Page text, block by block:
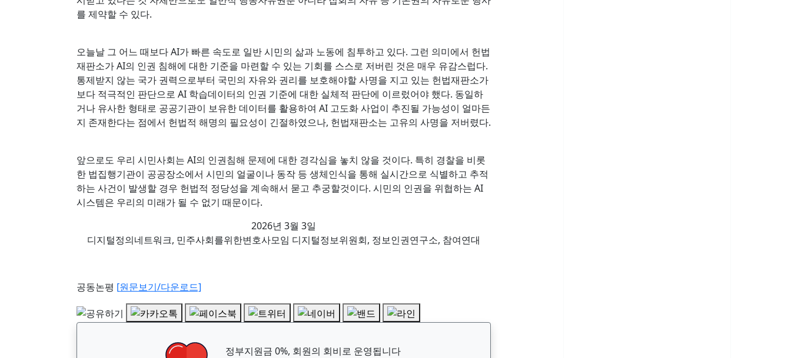
를 제약할 수 있다.
오늘날 그 어느 때보다 AI가 빠른 속도로 일반 시민의 삶과 노동에 침투하고 있다. 그런 의미에서 헌법
재판소가 AI의 인권 침해에 대한 기준을 마련할 수 있는 기회를 스스로 저버린 것은 매우 유감스럽다.
통제받지 않는 국가 권력으로부터 국민의 자유와 권리를 보호해야할 사명을 지고 있는 헌법재판소가
보다 적극적인 판단으로 AI 학습데이터의 인권 기준에 대한 실체적 판단에 이르렀어야 했다. 동일하
거나 유사한 형태로 공공기관이 보유한 데이터를 활용하여 AI 고도화 사업이 추진될 가능성이 얼마든
지 존재한다는 점에서 헌법적 해명의 필요성이 긴절하였으나, 헌법재판소는 고유의 사명을 저버렸다.
앞으로도 우리 시민사회는 AI의 인권침해 문제에 대한 경각심을 놓치 않을 것이다. 특히 경찰을 비롯
한 법집행기관이 공공장소에서 시민의 얼굴이나 동작 등 생체인식을 통해 실시간으로 식별하고 추적
하는 사건이 발생할 경우 헌법적 정당성을 계속해서 묻고 추궁할것이다. 시민의 인권을 위협하는 AI
시스템은 우리의 미래가 될 수 없기 때문이다.
2026년 3월 3일
디지털정의네트워크, 민주사회를위한변호사모임 디지털정보위원회, 정보인권연구소, 참여연대
공동논평 [원문보기/다운로드]
정부지원금 0%, 회원의 회비로 운영됩니다